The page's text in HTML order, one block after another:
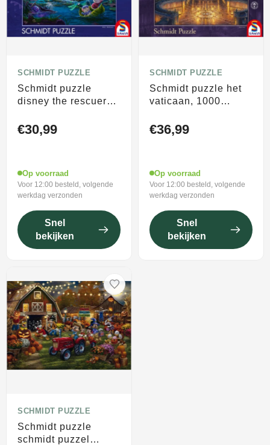
SCHMIDT PUZZLE
Schmidt puzzle
disney the rescuers
€30,99
Op voorraad
Voor 12:00 besteld, volgende
werkdag verzonden
Snel
bekijken
SCHMIDT PUZZLE
Schmidt puzzle het
vaticaan, 1000
€36,99
Op voorraad
Voor 12:00 besteld, volgende
werkdag verzonden
Snel
bekijken
SCHMIDT PUZZLE
Schmidt puzzle
schmidt puzzel